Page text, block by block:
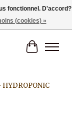
Panier
fonctionnel. D'accord?
(cookies) »